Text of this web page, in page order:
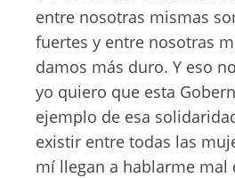
entre nosotras mismas
fuertes y entre nosotras
damos más duro. Y eso
yo quiero que esta
ejemplo de esa
existir entre todas las
mí llegan a hablarme mal